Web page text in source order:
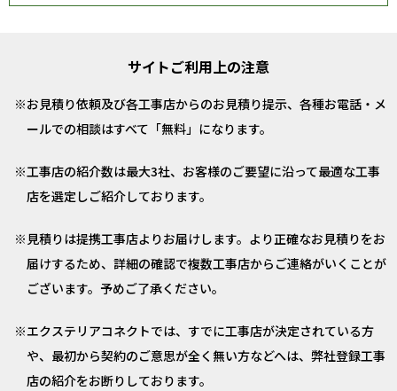
サイトご利用上の注意
お見積り依頼及び各工事店からのお見積り提示、各種お電話・メ
ールでの相談はすべて「無料」になります。
工事店の紹介数は最大3社、お客様のご要望に沿って最適な工事
店を選定しご紹介しております。
見積りは提携工事店よりお届けします。より正確なお見積りをお
届けするため、詳細の確認で複数工事店からご連絡がいくことが
ございます。予めご了承ください。
エクステリアコネクトでは、すでに工事店が決定されている方
や、最初から契約のご意思が全く無い方などへは、弊社登録工事
店の紹介をお断りしております。